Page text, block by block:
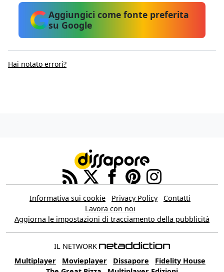
Aggiungici come fonte preferita
su Google
Hai notato errori?
Informativa sui cookie Privacy Policy
Contatti
Lavora con noi
Aggiorna le impostazioni di tracciamento della pubblicità
IL NETWORK
Multiplayer
Movieplayer Dissapore
Fidelity House